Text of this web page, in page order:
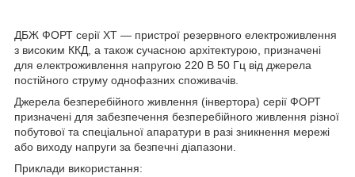
ДБЖ ФОРТ серії XT — пристрої резервного електроживлення
з високим ККД, а також сучасною архітектурою, призначені
для електроживлення напругою 220 В 50 Гц від джерела
постійного струму однофазних споживачів.
Джерела безперебійного живлення (інвертора) серії ФОРТ
призначені для забезпечення безперебійного живлення різної
побутової та спеціальної апаратури в разі зникнення мережі
або виходу напруги за безпечні діапазони.
Приклади використання: